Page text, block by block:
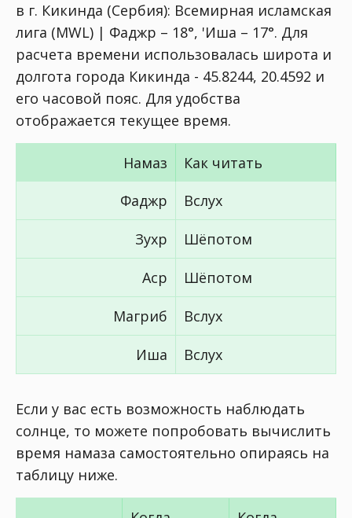
в г. Кикинда (Сербия): Всемирная исламская
лига (MWL) | Фаджр – 18°, 'Иша – 17°. Для
расчета времени использовалась широта и
долгота города Кикинда - 45.8244, 20.4592 и
его часовой пояс. Для удобства
отображается текущее время.
Намаз
Как читать
Фаджр
Вслух
Зухр Шёпотом
Аср Шёпотом
Магриб Вслух
Иша Вслух
Если у вас есть возможность наблюдать
солнце, то можете попробовать вычислить
время намаза самостоятельно опираясь на
таблицу ниже.